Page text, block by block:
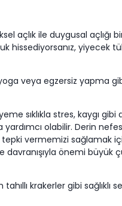
açlık ile duygusal açlığı
hissediyorsanız, yiyecek
veya egzersiz yapma
sıklıkla stres, kaygı gibi
olabilir. Derin nefes
tepki vermemizi sağlamak
davranışıyla önemi büyük
krakerler gibi sağlıklı